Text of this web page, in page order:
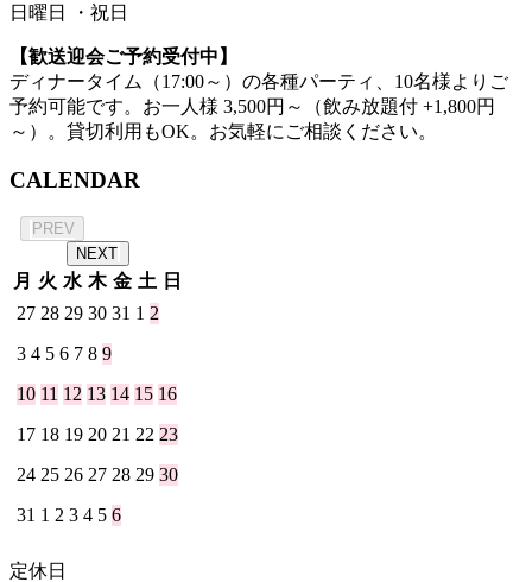
日曜日 ・祝日
【歓送迎会ご予約受付中】
ディナータイム（17:00～）の各種パーティ、10名様よりご
予約可能です。お一人様 3,500円～（飲み放題付 +1,800円
～）。貸切利用もOK。お気軽にご相談ください。
CALENDAR
PREV
NEXT
月 火 水 木 金 土 日
27 28 29 30 31 1 2
3 4 5 6 7 8 9
10 11 12 13 14 15 16
17 18 19 20 21 22 23
24 25 26 27 28 29 30
31 1 2 3 4 5 6
定休日